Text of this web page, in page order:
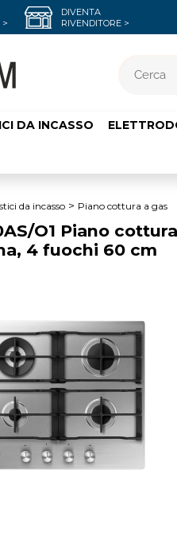
>
DIVENTA
RIVENDITORE >
DA INCASSO
da incasso Piano cottura a gas
O1 Piano
4 fuochi 60 cm